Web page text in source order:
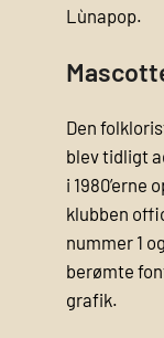
Lùnapop.
Den
blev tidligt
i 1980’erne
klubben
nummer 1
berømte
grafik.